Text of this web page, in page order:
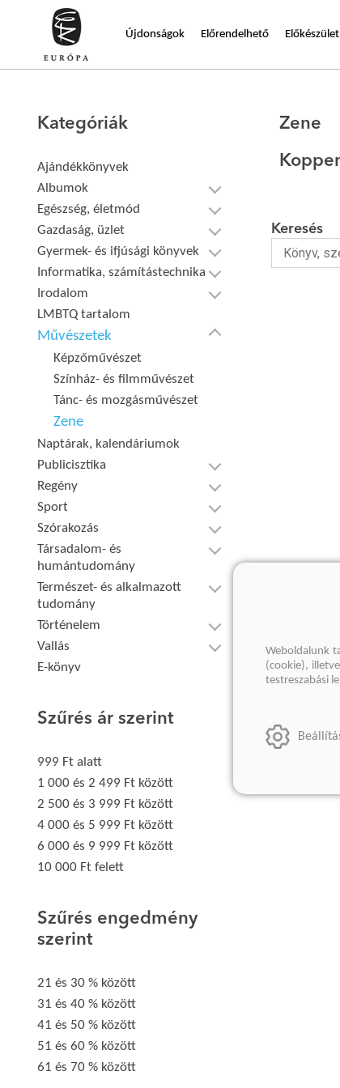
Újdonságok Előrendelhető
Kategóriák
Ajándékkönyvek
Albumok
Egészség, életmód
Gazdaság, üzlet
Gyermek- és ifjúsági könyvek
Informatika, számítástechnika
Irodalom
LMBTQ tartalom
Művészetek
Képzőművészet
Színház- és filmművészet
Tánc- és mozgásművészet
Zene
Naptárak, kalendáriumok
Publicisztika
Regény
Sport
Szórakozás
Társadalom- és
humántudomány
Természet- és alkalmazott
tudomány
Történelem
Vallás
E-könyv
Szűrés ár szerint
999 Ft alatt
1 000 és 2 499 Ft között
2 500 és 3 999 Ft között
4 000 és 5 999 Ft között
6 000 és 9 999 Ft között
10 000 Ft felett
Szűrés engedmény
szerint
21 és 30 % között
31 és 40 % között
41 és 50 % között
51 és 60 % között
61 és 70 % között
Zene
Keresés
Weboldalunk
(cookie),
testreszabási